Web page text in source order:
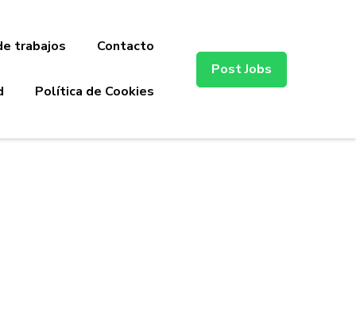
trabajos Contacto
Política de Cookies
Post Jobs